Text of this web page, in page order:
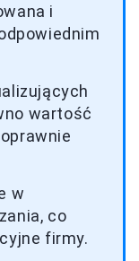
i
wartość
w
co
firmy.